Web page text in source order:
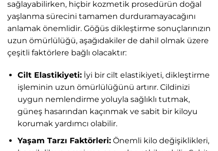
sağlayabilirken, hiçbir kozmetik prosedürün doğal
yaşlanma sürecini tamamen durduramayacağını
anlamak önemlidir. Göğüs dikleştirme sonuçlarınızın
uzun ömürlülüğü, aşağıdakiler de dahil olmak üzere
çeşitli faktörlere bağlı olacaktır:
Cilt Elastikiyeti:İyi bir cilt elastikiyeti, dikleştirme
işleminin uzun ömürlülüğünü artırır. Cildinizi
uygun nemlendirme yoluyla sağlıklı tutmak,
güneş hasarından kaçınmak ve sabit bir kiloyu
korumak yardımcı olabilir.
Yaşam Tarzı Faktörleri:Önemli kilo değişiklikleri,